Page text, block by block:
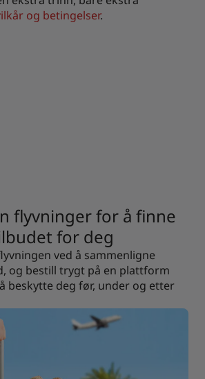
og betingelser.
flyvninger for å finne
for deg
ved å sammenligne
og bestill trygt på en plattform
beskytte deg før, under og etter